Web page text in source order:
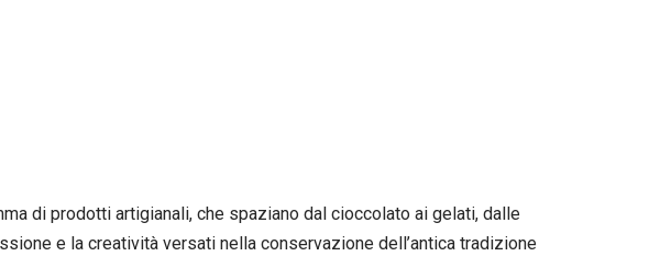
di prodotti artigianali, che spaziano dal cioccolato ai gelati, dalle
e la creatività versati nella conservazione dell’antica tradizione